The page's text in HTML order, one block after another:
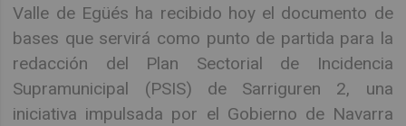
Valle de Egüés ha recibido hoy el documento de
bases que servirá como punto de partida para la
redacción del Plan Sectorial de Incidencia
Supramunicipal (PSIS) de Sarriguren 2, una
iniciativa impulsada por el Gobierno de Navarra